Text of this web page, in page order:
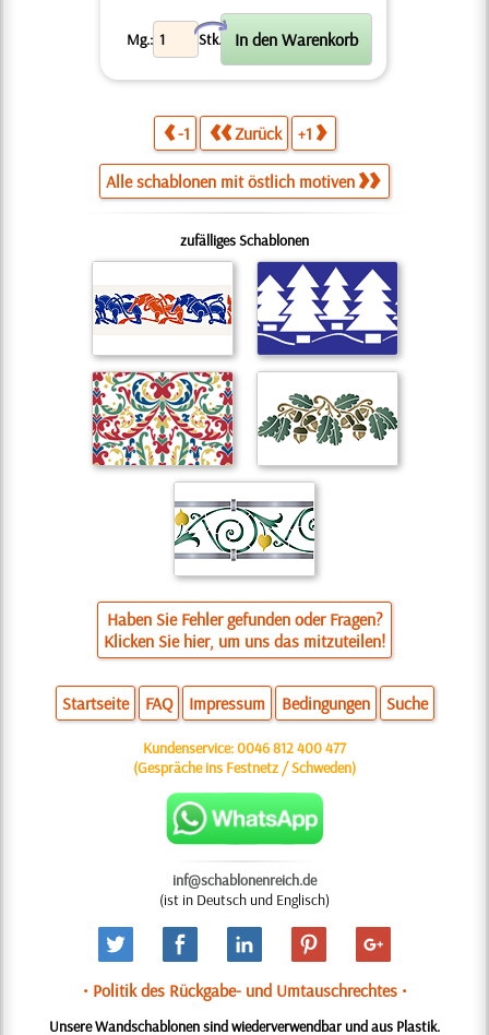
Mg.: Stk.
X
-1 Zurück +1
Alle schablonen mit östlich motiven
zufälliges Schablonen
Haben Sie Fehler gefunden oder Fragen?
Klicken Sie hier, um uns das mitzuteilen!
Startseite FAQ Impressum Bedingungen Suche
Kundenservice:0046 812 400 477
(Gespräche ins Festnetz / Schweden)
inf@schablonenreich.de
(ist in Deutsch und Englisch)
• Politik des Rückgabe- und Umtauschrechtes •
Unsere Wandschablonen sind wiederverwendbar und aus Plastik.